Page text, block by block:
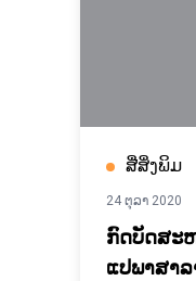
ສື່ສິ່ງພິມ
24 ຕຸລາ 2020
ກົດບັດສະ
ແປພາສາລ